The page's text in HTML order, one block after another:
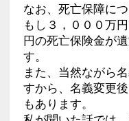
なお、死亡保障に
もし３，０００万
円の死亡保険金が
す。
また、当然ながら
すから、名義変更
もあります。